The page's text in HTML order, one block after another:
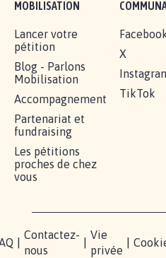
MOBILISATION
Lancer votre
pétition
Blog - Parlons
Mobilisation
Accompagnement
Partenariat et
fundraising
Les pétitions
proches de chez
vous
X
TikTok
Contactez-
nous
Vie
privée